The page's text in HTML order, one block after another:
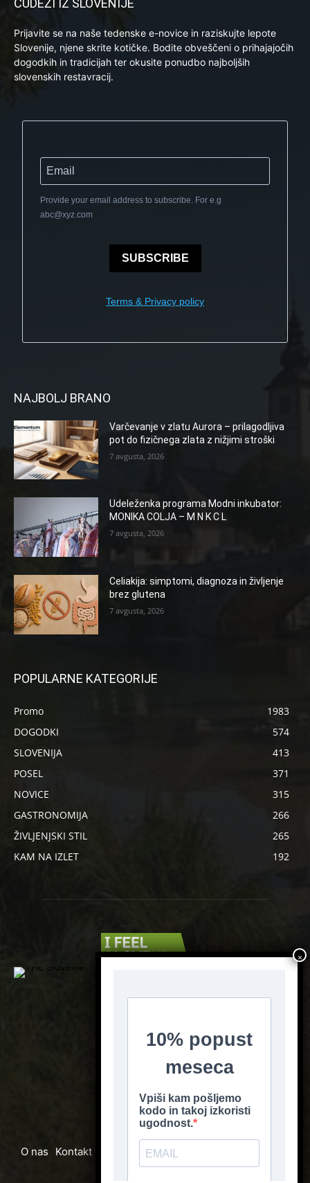
ČUDEŽI IZ SLOVENIJE
Prijavite se na naše tedenske e-novice in raziskujte lepote
Slovenije, njene skrite kotičke. Bodite obveščeni o prihajajočih
dogodkih in tradicijah ter okusite ponudbo najboljših
slovenskih restavracij.
Provide your email address to subscribe. For e.g
abc@xyz.com
SUBSCRIBE
Terms & Privacy policy
NAJBOLJ BRANO
Varčevanje v zlatu Aurora – prilagodljiva
pot do fizičnega zlata z nižjimi stroški
7 avgusta, 2026
Udeleženka programa Modni inkubator:
MONIKA COLJA – M N K C L
7 avgusta, 2026
Celiakija: simptomi, diagnoza in življenje
brez glutena
7 avgusta, 2026
POPULARNE KATEGORIJE
Promo
1983
DOGODKI
574
SLOVENIJA
413
POSEL
371
NOVICE
315
GASTRONOMIJA
266
ŽIVLJENJSKI STIL
265
KAM NA IZLET
192
O nas Kontakt Oglaševanje